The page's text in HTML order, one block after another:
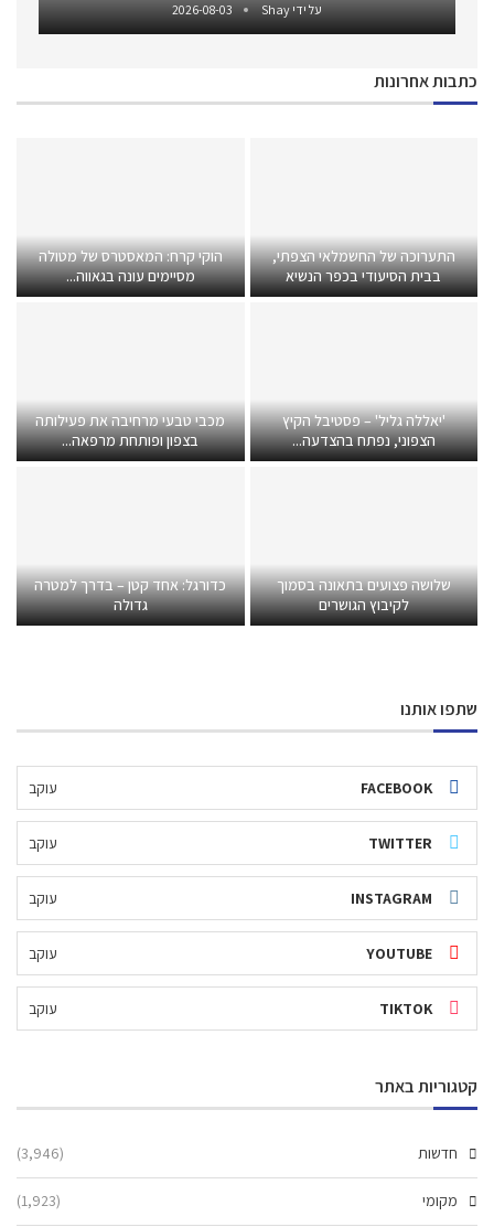
על ידיShay
2026-08-03
כתבות אחרונות
התערוכה של החשמלאי הצפתי,
בבית הסיעודי בכפר הנשיא
הוקי קרח: המאסטרס של מטולה
מסיימים עונה בגאווה...
'יאללה גליל' – פסטיבל הקיץ
הצפוני, נפתח בהצדעה...
מכבי טבעי מרחיבה את פעילותה
בצפון ופותחת מרפאה...
שלושה פצועים בתאונה בסמוך
לקיבוץ הגושרים
כדורגל: אחד קטן – בדרך למטרה
גדולה
שתפו אותנו
FACEBOOK עוקב
TWITTER עוקב
INSTAGRAM עוקב
YOUTUBE עוקב
TIKTOK עוקב
קטגוריות באתר
חדשות (3,946)
מקומי (1,923)